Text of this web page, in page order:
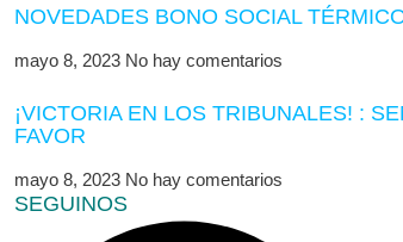
NOVEDADES BONO SOCIAL
mayo 8, 2023 No hay comentarios
¡VICTORIA EN LOS TRIBUNALES! :
FAVOR
mayo 8, 2023 No hay comentarios
SEGUINOS